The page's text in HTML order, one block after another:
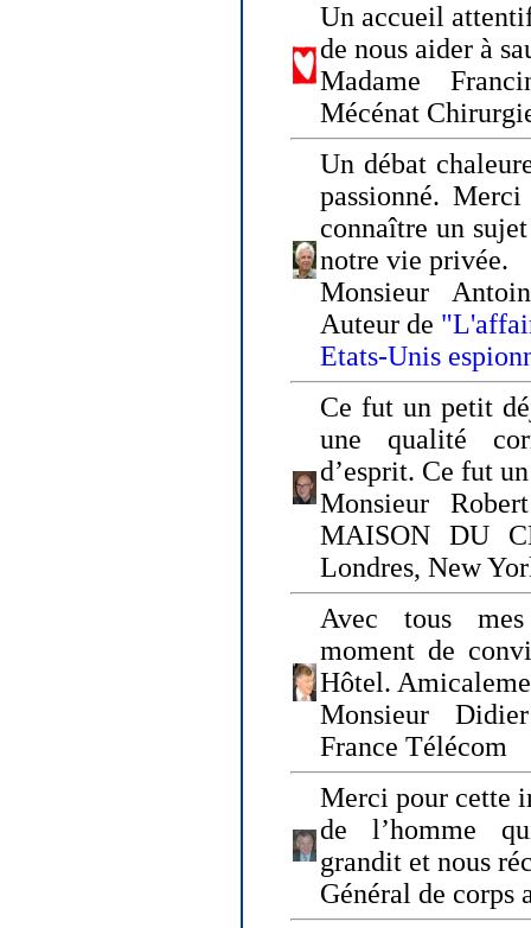
Un accueil
de nous aider à
Madame
Mécénat
Un débat
passionné.
connaître un
notre vie privée.
Monsieur
Auteur de
Etats-Unis
Ce fut un petit
une qualité
d’esprit. Ce fut
Monsieur
MAISON DU
Londres, New
Avec tous
moment de
Hôtel.
Monsieur
France Télécom
Merci pour cette
de l’homme
grandit et nous
Général de corps